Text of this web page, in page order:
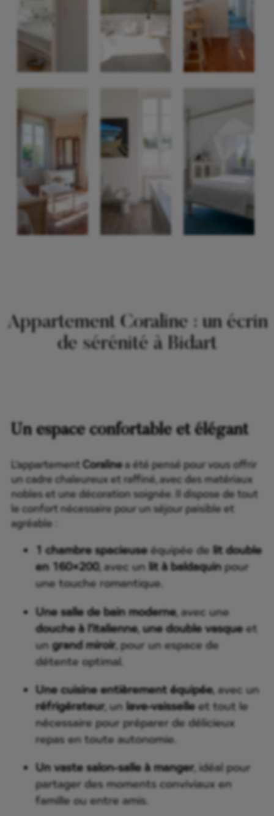
Appartement Coraline : un écrin
de sérénité à Bidart
Un espace confortable et élégant
L’appartement Coralinea été pensé pour vous offrir
un cadre chaleureux et raffiné, avec des matériaux
nobles et une décoration soignée. Il dispose de tout
le confort nécessaire pour un séjour paisible et
agréable :
1 chambre spacieuseéquipée de lit double
en 160×200, avec un lit à baldaquinpour
une touche romantique.
Une salle de bain moderne, avec une
douche à l’italienne, une double vasqueet
ungrand miroir, pour un espace de
détente optimal.
Une cuisine entièrement équipée, avec un
réfrigérateur, un lave-vaisselleet tout le
nécessaire pour préparer de délicieux
repas en toute autonomie.
Un vaste salon-salle à manger, idéal pour
partager des moments conviviaux en
famille ou entre amis.